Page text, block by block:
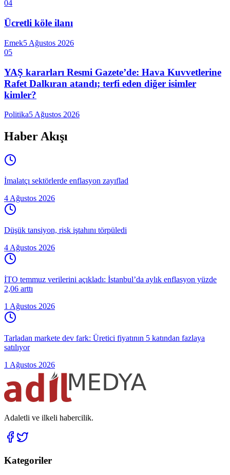
04
Ücretli köle ilanı
Emek5 Ağustos 2026
05
YAŞ kararları Resmi Gazete’de: Hava Kuvvetlerine
Rafet Dalkıran atandı; terfi eden diğer isimler
kimler?
Politika5 Ağustos 2026
Haber Akışı
İmalatçı sektörlerde enflasyon zayıflad
4 Ağustos 2026
Düşük tansiyon, risk iştahını törpüledi
4 Ağustos 2026
İTO temmuz verilerini açıkladı: İstanbul’da aylık enflasyon yüzde
2,06 arttı
1 Ağustos 2026
Tarladan markete dev fark: Üretici fiyatının 5 katından fazlaya
satılıyor
1 Ağustos 2026
Adaletli ve ilkeli habercilik.
Kategoriler